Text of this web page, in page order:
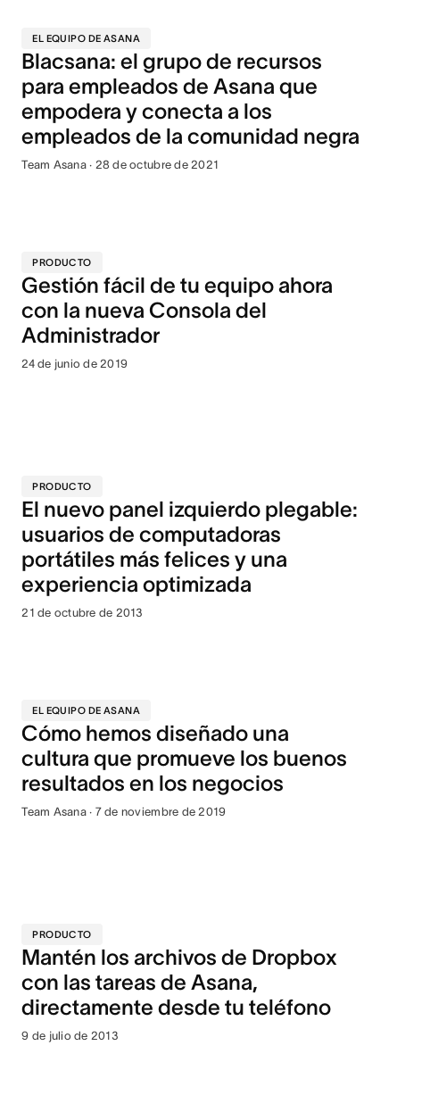
EL EQUIPO DE ASANA
Blacsana: el grupo de recursos
para empleados de Asana que
empodera y conecta a los
empleados de la comunidad negra
Team Asana · 28 de octubre de 2021
PRODUCTO
Gestión fácil de tu equipo ahora
con la nueva Consola del
Administrador
24 de junio de 2019
PRODUCTO
El nuevo panel izquierdo plegable:
usuarios de computadoras
portátiles más felices y una
experiencia optimizada
21 de octubre de 2013
EL EQUIPO DE ASANA
Cómo hemos diseñado una
cultura que promueve los buenos
resultados en los negocios
Team Asana · 7 de noviembre de 2019
PRODUCTO
Mantén los archivos de Dropbox
con las tareas de Asana,
directamente desde tu teléfono
9 de julio de 2013